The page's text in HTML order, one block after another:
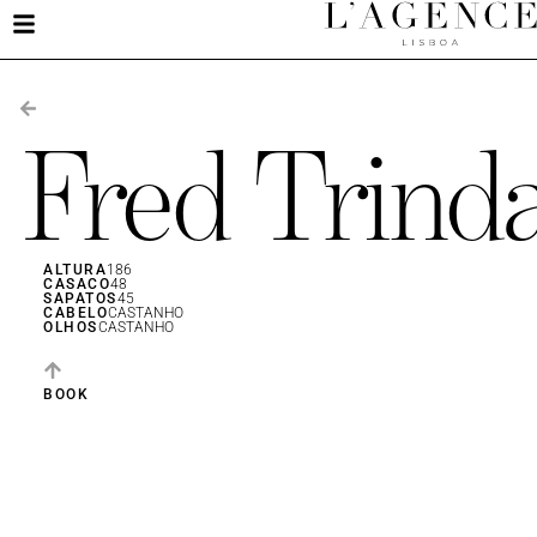
Fred
ALTURA186
CASACO48
SAPATOS45
CABELOCASTANHO
OLHOSCASTANHO
BOOK